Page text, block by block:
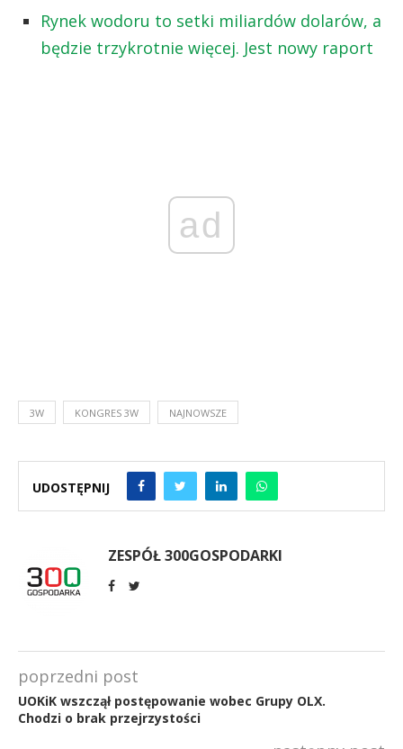
Rynek wodoru to setki miliardów dolarów, a
będzie trzykrotnie więcej. Jest nowy raport
ad
3W KONGRES 3W NAJNOWSZE
UDOSTĘPNIJ
ZESPÓŁ 300GOSPODARKI
poprzedni post
UOKiK wszczął postępowanie wobec Grupy OLX.
Chodzi o brak przejrzystości